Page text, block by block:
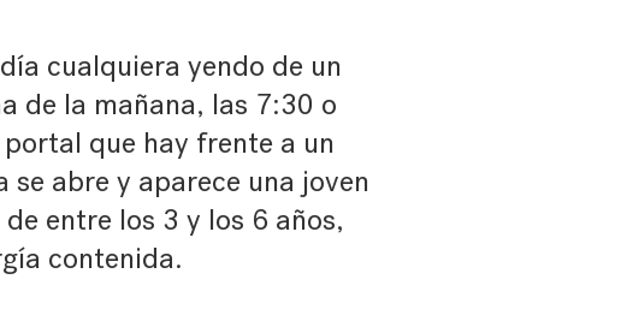
cualquiera yendo de un
de la mañana, las 7:30 o
que hay frente a un
abre y aparece una joven
entre los 3 y los 6 años,
contenida.